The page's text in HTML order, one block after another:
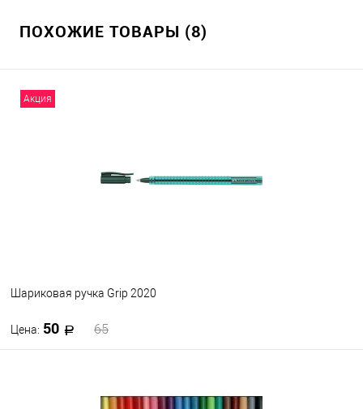
ПОХОЖИЕ ТОВАРЫ (8)
Акция
Шариковая ручка Grip 2020
Цена: 50 65